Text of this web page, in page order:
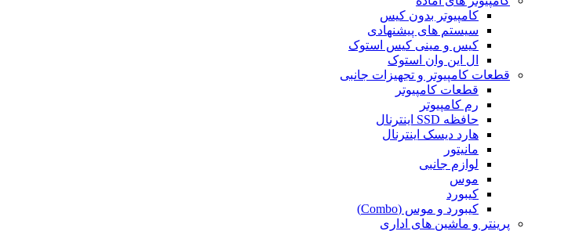
کامپیوتر بدون کیس
سیستم های پیشنهادی
کیس و مینی کیس استوک
ال این وان استوک
قطعات کامپیوتر و تجهیزات جانبی
قطعات کامپیوتر
رم کامپیوتر
حافظه SSD اینترنال
هارد دیسک اینترنال
مانیتور
لوازم جانبی
موس
کیبورد
کیبورد و موس (Combo)
پرینتر و ماشین های اداری